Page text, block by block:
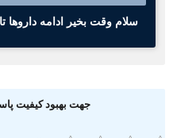
سلام وقت بخیر ادامه داروها تا
جهت بهبود کیفیت پاسخ‌گویی